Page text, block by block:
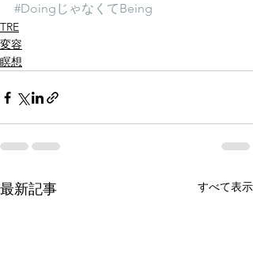
#DoingじゃなくてBeing
TRE
変容
瞑想
最新記事 すべて表示